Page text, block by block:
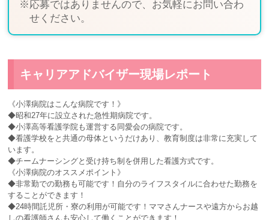
※応募ではありませんので、お気軽にお問い合わ
せください。
キャリアアドバイザー現場レポート
《小澤病院はこんな病院です！》
◆昭和27年に設立された急性期病院です。
◆小澤高等看護学院も運営する同愛会の病院です。
◆看護学校をと共通の母体というだけあり、教育制度は非常に充実して
います。
◆チームナーシングと受け持ち制を併用した看護方式です。
《小澤病院のオススメポイント》
◆非常勤での勤務も可能です！自分のライフスタイルに合わせた勤務を
することができます！
◆24時間託児所・寮の利用が可能です！ママさんナースや遠方からお越
しの看護師さんも安心して働くことができます！